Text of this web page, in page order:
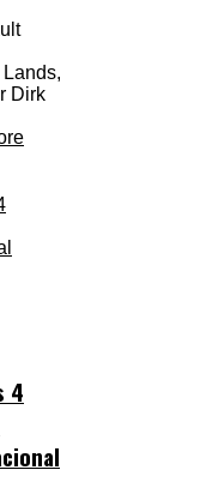
Dirk
4